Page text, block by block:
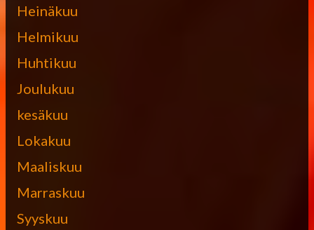
Heinäkuu
Helmikuu
Huhtikuu
Joulukuu
kesäkuu
Lokakuu
Maaliskuu
Marraskuu
Syyskuu